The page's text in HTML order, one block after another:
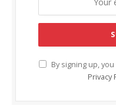
By signing up,
Privacy